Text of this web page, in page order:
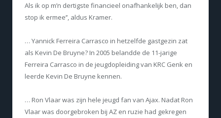
Als ik op m’n dertigste financieel onafhankelijk ben, dan
stop ik ermee’’, aldus Kramer.
… Yannick Ferreira Carrasco in hetzelfde gastgezin zat
als Kevin De Bruyne? In 2005 belandde de 11-jarige
Ferreira Carrasco in de jeugdopleiding van KRC Genk en
leerde Kevin De Bruyne kennen.
… Ron Vlaar was zijn hele jeugd fan van Ajax. Nadat Ron
Vlaar was doorgebroken bij AZ en ruzie had gekregen